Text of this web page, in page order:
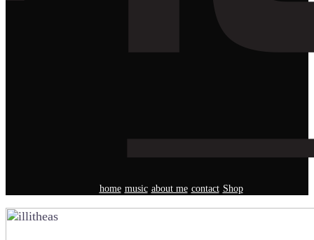
home music about me contact Shop